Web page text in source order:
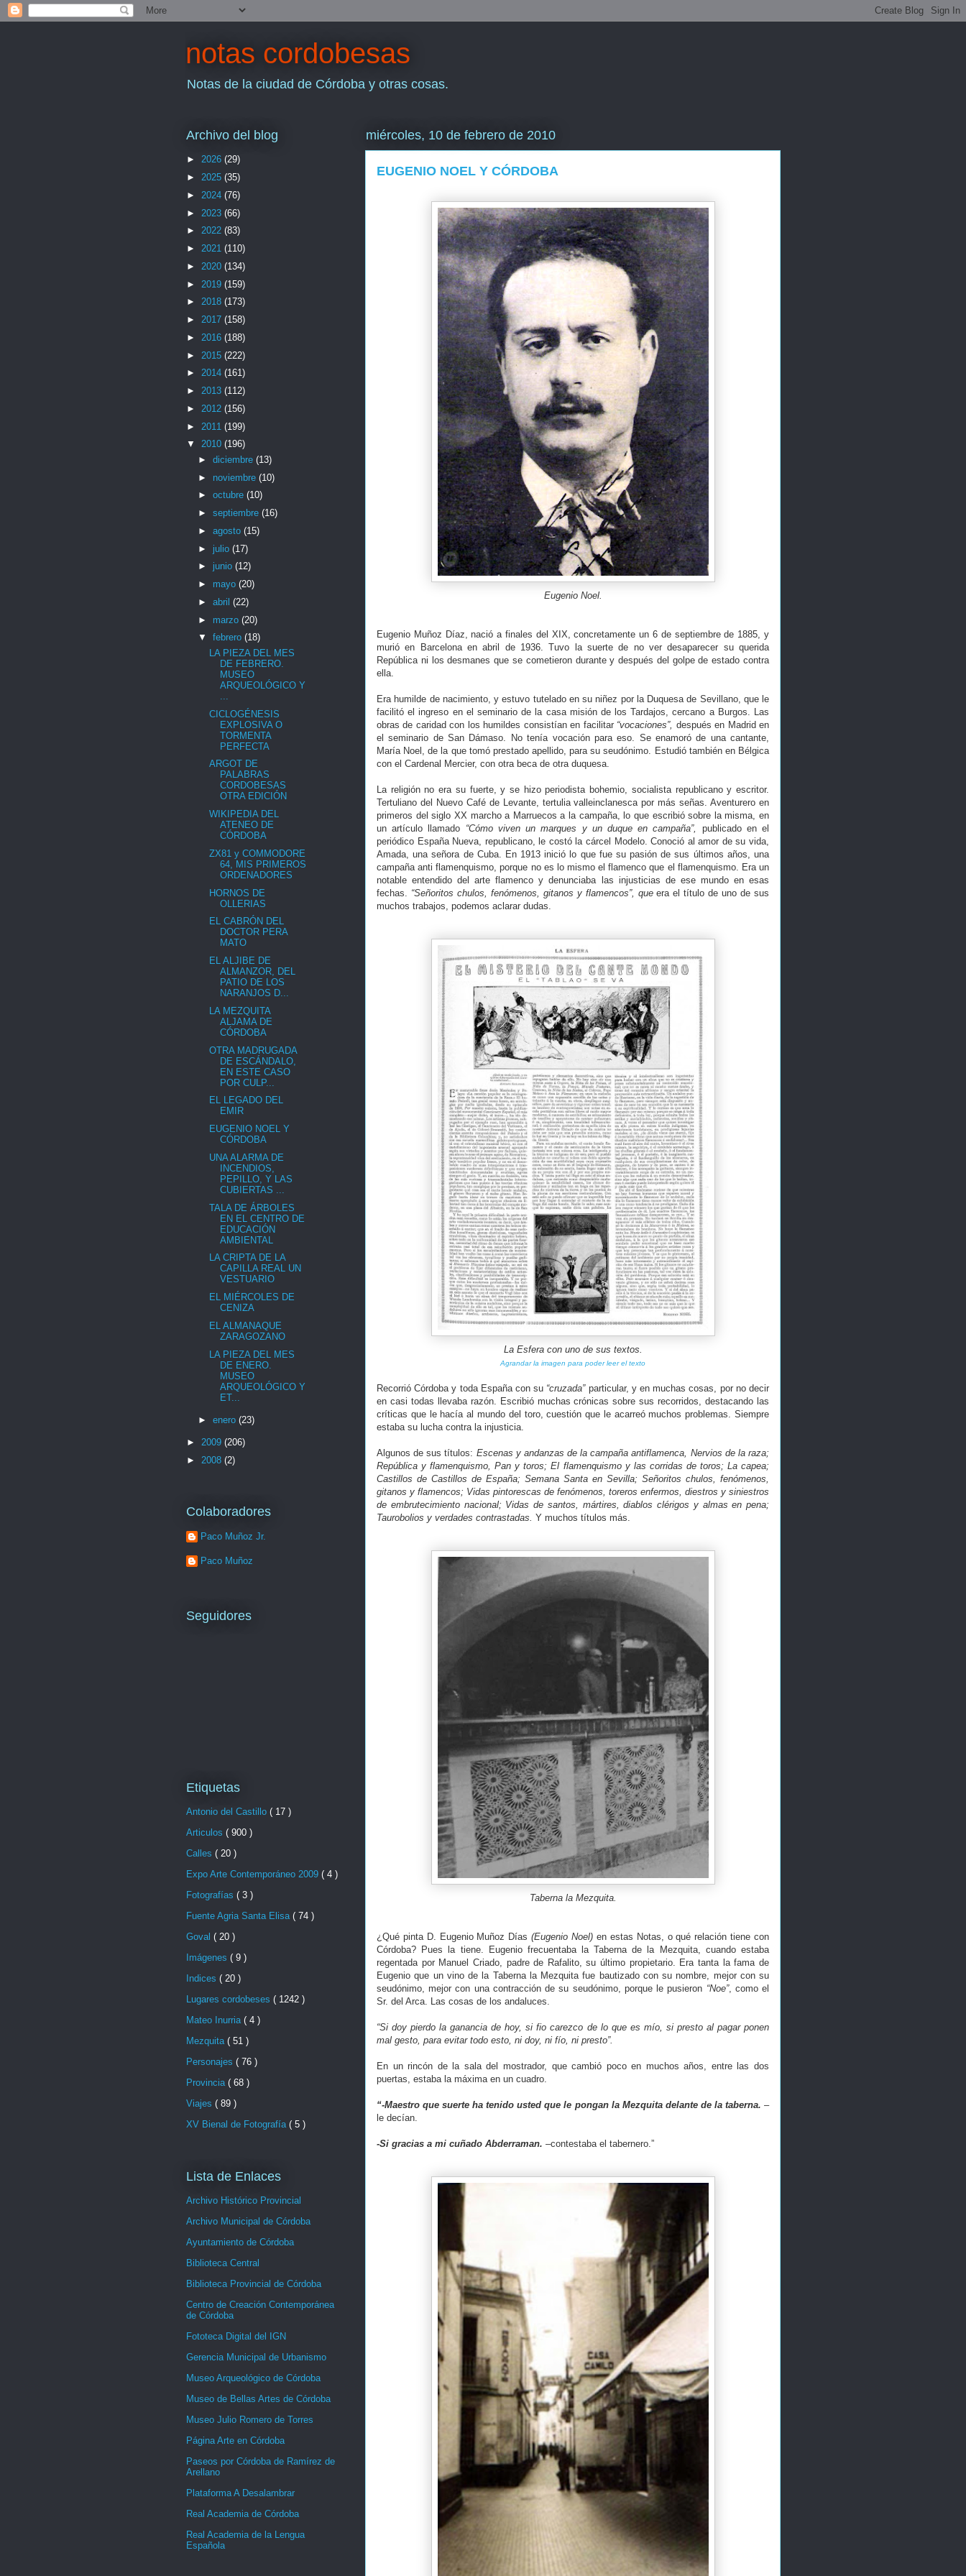
notas cordobesas
Notas de la ciudad de Córdoba y otras cosas.
miércoles, 10 de febrero de 2010
EUGENIO NOEL Y CÓRDOBA
Eugenio Noel.
Eugenio Muñoz Díaz, nació a finales del XIX, concretamente un 6 de septiembre de 1885, y
murió en Barcelona en abril de 1936. Tuvo la suerte de no ver desaparecer su querida
República ni los desmanes que se cometieron durante y después del golpe de estado contra
ella.
Era humilde de nacimiento, y estuvo tutelado en su niñez por la Duquesa de Sevillano, que le
facilitó el ingreso en el seminario de la casa misión de los Tardajos, cercano a Burgos. Las
obras de caridad con los humildes consistían en facilitar “vocaciones”, después en Madrid en
el seminario de San Dámaso. No tenía vocación para eso. Se enamoró de una cantante,
María Noel, de la que tomó prestado apellido, para su seudónimo. Estudió también en Bélgica
con el Cardenal Mercier, con otra beca de otra duquesa.
La religión no era su fuerte, y se hizo periodista bohemio, socialista republicano y escritor.
Tertuliano del Nuevo Café de Levante, tertulia valleinclanesca por más señas. Aventurero en
primeros del siglo XX marcho a Marruecos a la campaña, lo que escribió sobre la misma, en
un artículo llamado “Cómo viven un marques y un duque en campaña”, publicado en el
periódico España Nueva, republicano, le costó la cárcel Modelo. Conoció al amor de su vida,
Amada, una señora de Cuba. En 1913 inició lo que fue su pasión de sus últimos años, una
campaña anti flamenquismo, porque no es lo mismo el flamenco que el flamenquismo. Era un
notable entendido del arte flamenco y denunciaba las injusticias de ese mundo en esas
fechas. “Señoritos chulos, fenómenos, gitanos y flamencos”, queera el título de uno de sus
muchos trabajos, podemos aclarar dudas.
La Esfera con uno de sus textos.
Agrandar la imagen para poder leer el texto
Recorrió Córdoba y toda España con su “cruzada”particular, y en muchas cosas, por no decir
en casi todas llevaba razón. Escribió muchas crónicas sobre sus recorridos, destacando las
críticas que le hacía al mundo del toro, cuestión que le acarreó muchos problemas. Siempre
estaba su lucha contra la injusticia.
Algunos de sus títulos: Escenas y andanzas de la campaña antiflamenca, Nervios de la raza;
República y flamenquismo, Pan y toros; El flamenquismo y las corridas de toros; La capea;
Castillos de Castillos de España; Semana Santa en Sevilla; Señoritos chulos, fenómenos,
gitanos y flamencos; Vidas pintorescas de fenómenos, toreros enfermos, diestros y siniestros
de embrutecimiento nacional; Vidas de santos, mártires, diablos clérigos y almas en pena;
Taurobolios y verdades contrastadas. Y muchos títulos más.
Taberna la Mezquita.
¿Qué pinta D. Eugenio Muñoz Días(Eugenio Noel) en estas Notas, o qué relación tiene con
Córdoba? Pues la tiene. Eugenio frecuentaba la Taberna de la Mezquita, cuando estaba
regentada por Manuel Criado, padre de Rafalito, su último propietario. Era tanta la fama de
Eugenio que un vino de la Taberna la Mezquita fue bautizado con su nombre, mejor con su
seudónimo, mejor con una contracción de su seudónimo, porque le pusieron “Noe”, como el
Sr. del Arca. Las cosas de los andaluces.
“Si doy pierdo la ganancia de hoy, si fio carezco de lo que es mío, si presto al pagar ponen
mal gesto, para evitar todo esto, ni doy, ni fío, ni presto”.
En un rincón de la sala del mostrador, que cambió poco en muchos años, entre las dos
puertas, estaba la máxima en un cuadro.
“-Maestro que suerte ha tenido usted que le pongan la Mezquita delante de la taberna. –
le decían.
-Si gracias a mi cuñado Abderraman. –contestaba el tabernero.”
Archivo del blog
► 2026 (29)
► 2025 (35)
► 2024 (76)
► 2023 (66)
► 2022 (83)
► 2021 (110)
► 2020 (134)
► 2019 (159)
► 2018 (173)
► 2017 (158)
► 2016 (188)
► 2015 (222)
► 2014 (161)
► 2013 (112)
► 2012 (156)
► 2011 (199)
▼ 2010 (196)
► diciembre (13)
► noviembre (10)
► octubre (10)
► septiembre (16)
► agosto (15)
► julio (17)
► junio (12)
► mayo (20)
► abril (22)
► marzo (20)
▼ febrero (18)
LA PIEZA DEL MES
DE FEBRERO.
MUSEO
ARQUEOLÓGICO Y
CICLOGÉNESIS
EXPLOSIVA O
TORMENTA
PERFECTA
ARGOT DE
PALABRAS
CORDOBESAS
OTRA EDICIÓN
WIKIPEDIA DEL
ATENEO DE
CÓRDOBA
ZX81 y COMMODORE
64, MIS PRIMEROS
ORDENADORES
HORNOS DE
OLLERIAS
EL CABRÓN DEL
DOCTOR PERA
MATO
EL ALJIBE DE
ALMANZOR, DEL
PATIO DE LOS
NARANJOS D...
LA MEZQUITA
ALJAMA DE
CÓRDOBA
OTRA MADRUGADA
DE ESCÁNDALO,
EN ESTE CASO
POR CULP...
EL LEGADO DEL
EMIR
EUGENIO NOEL Y
CÓRDOBA
UNA ALARMA DE
INCENDIOS,
PEPILLO, Y LAS
CUBIERTAS ...
TALA DE ÁRBOLES
EN EL CENTRO DE
EDUCACIÓN
AMBIENTAL
LA CRIPTA DE LA
CAPILLA REAL UN
VESTUARIO
EL MIÉRCOLES DE
CENIZA
EL ALMANAQUE
ZARAGOZANO
LA PIEZA DEL MES
DE ENERO.
MUSEO
ARQUEOLÓGICO Y
ET...
► enero (23)
► 2009 (206)
► 2008 (2)
Colaboradores
Paco Muñoz Jr.
Paco Muñoz
Seguidores
Etiquetas
Antonio del Castillo ( 17 )
Articulos ( 900 )
Calles ( 20 )
Expo Arte Contemporáneo 2009 ( 4 )
Fotografías ( 3 )
Fuente Agria Santa Elisa ( 74 )
Goval ( 20 )
Imágenes ( 9 )
Indices ( 20 )
Lugares cordobeses ( 1242 )
Mateo Inurria ( 4 )
Mezquita ( 51 )
Personajes ( 76 )
Provincia ( 68 )
Viajes ( 89 )
XV Bienal de Fotografía ( 5 )
Lista de Enlaces
Archivo Histórico Provincial
Archivo Municipal de Córdoba
Ayuntamiento de Córdoba
Biblioteca Central
Biblioteca Provincial de Córdoba
Centro de Creación Contemporánea
de Córdoba
Fototeca Digital del IGN
Gerencia Municipal de Urbanismo
Museo Arqueológico de Córdoba
Museo de Bellas Artes de Córdoba
Museo Julio Romero de Torres
Página Arte en Córdoba
Paseos por Córdoba de Ramírez de
Arellano
Plataforma A Desalambrar
Real Academia de Córdoba
Real Academia de la Lengua
Española